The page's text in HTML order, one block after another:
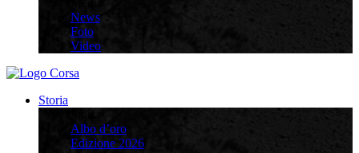
News
Foto
Video
Storia
Albo d’oro
Edizione 2026